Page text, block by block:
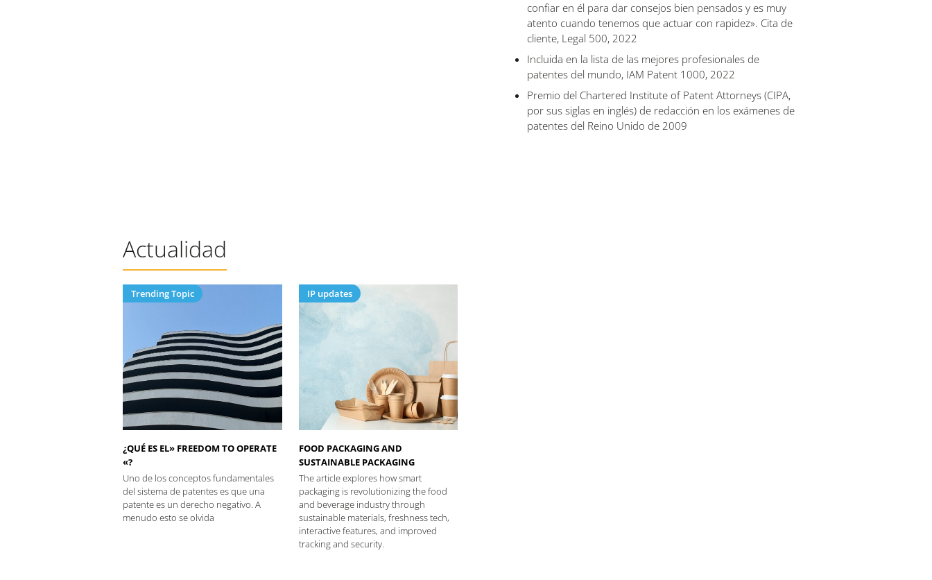
confiar en él para dar consejos bien pensados y es muy
atento cuando tenemos que actuar con rapidez». Cita de
cliente, Legal 500, 2022
Incluida en la lista de las mejores profesionales de
patentes del mundo, IAM Patent 1000, 2022
Premio del Chartered Institute of Patent Attorneys (CIPA,
por sus siglas en inglés) de redacción en los exámenes de
patentes del Reino Unido de 2009
Actualidad
Trending Topic
¿QUÉ ES EL» FREEDOM TO OPERATE
«?
Uno de los conceptos fundamentales
del sistema de patentes es que una
patente es un derecho negativo. A
menudo esto se olvida
IP updates
FOOD PACKAGING AND
SUSTAINABLE PACKAGING
The article explores how smart
packaging is revolutionizing the food
and beverage industry through
sustainable materials, freshness tech,
interactive features, and improved
tracking and security.